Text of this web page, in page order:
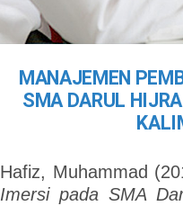
MANAJEMEN
SMA DARUL
Hafiz, Muhammad
Imersi pada SMA